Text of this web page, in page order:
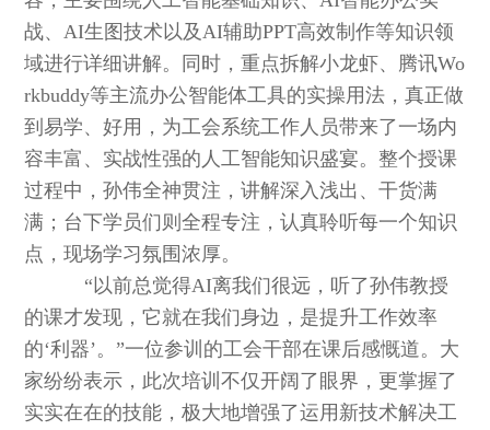
战、AI生图技术以及AI辅助PPT高效制作等知识领
域进行详细讲解。同时，重点拆解小龙虾、腾讯Wo
rkbuddy等主流办公智能体工具的实操用法，真正做
到易学、好用，为工会系统工作人员带来了一场内
容丰富、实战性强的人工智能知识盛宴。整个授课
过程中，孙伟全神贯注，讲解深入浅出、干货满
满；台下学员们则全程专注，认真聆听每一个知识
点，现场学习氛围浓厚。
“以前总觉得AI离我们很远，听了孙伟教授
的课才发现，它就在我们身边，是提升工作效率
的‘利器’。”一位参训的工会干部在课后感慨道。大
家纷纷表示，此次培训不仅开阔了眼界，更掌握了
实实在在的技能，极大地增强了运用新技术解决工